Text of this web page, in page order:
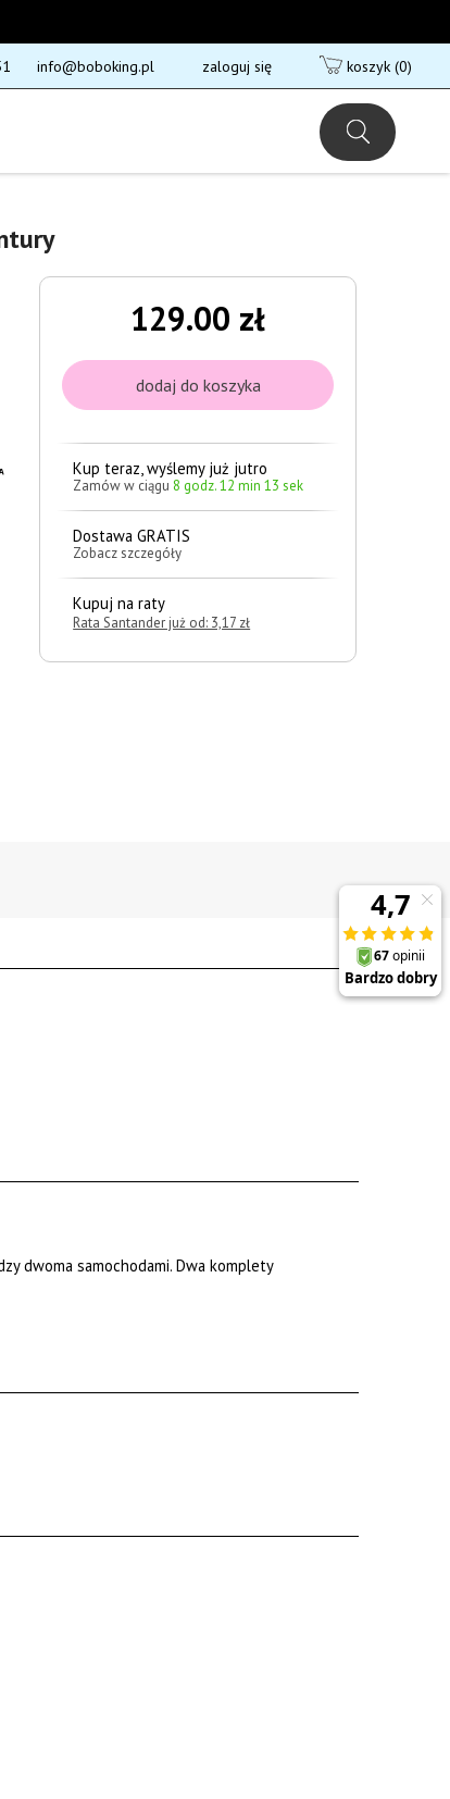
info@boboking.pl zaloguj się koszyk (0)
129.00 zł
Kup teraz, wyślemy już jutro
Zamów w ciągu 8 godz. 12 min 13 sek
Dostawa GRATIS
Zobacz szczegóły
Kupuj na raty
Rata Santander już od: 3,17 zł
dwoma samochodami. Dwa komplety